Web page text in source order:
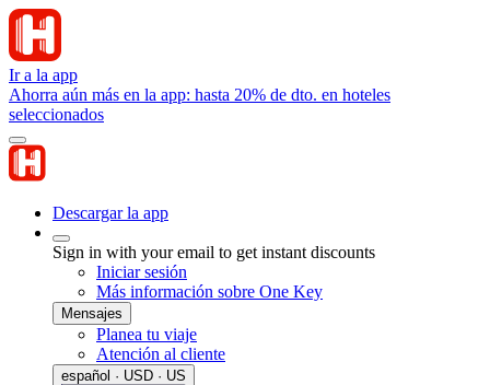
Ir a la app
Ahorra aún más en la app: hasta 20% de dto. en hoteles
seleccionados
Descargar la app
Sign in with your email to get instant discounts
Iniciar sesión
Más información sobre One Key
Mensajes
Planea tu viaje
Atención al cliente
español · USD · US